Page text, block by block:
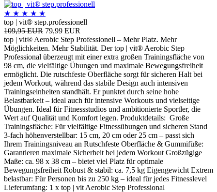
★ ★ ★ ★ ★
top | vit® step.professionell
109,95 EUR 79,99 EUR
top | vit® Aerobic Step Professionell – Mehr Platz. Mehr
Möglichkeiten. Mehr Stabilität. Der top | vit® Aerobic Step
Professional überzeugt mit einer extra großen Trainingsfläche von
98 cm, die vielfältige Übungen und maximale Bewegungsfreiheit
ermöglicht. Die rutschfeste Oberfläche sorgt für sicheren Halt bei
jedem Workout, während das stabile Design auch intensiven
Trainingseinheiten standhält. Er punktet durch seine hohe
Belastbarkeit – ideal auch für intensive Workouts und vielseitige
Übungen. Ideal für Fitnessstudios und ambitionierte Sportler, die
Wert auf Qualität und Komfort legen. Produktdetails: Große
Trainingsfläche: Für vielfältige Fitnessübungen und sicheren Stand
3-fach höhenverstellbar: 15 cm, 20 cm oder 25 cm – passt sich
Ihrem Trainingsniveau an Rutschfeste Oberfläche & Gummifüße:
Garantieren maximale Sicherheit bei jedem Workout Großzügige
Maße: ca. 98 x 38 cm – bietet viel Platz für optimale
Bewegungsfreiheit Robust & stabil: ca. 7,5 kg Eigengewicht Extrem
belastbar: Für Personen bis zu 250 kg – ideal für jedes Fitnesslevel
Lieferumfang: 1 x top | vit Aerobic Step Professional